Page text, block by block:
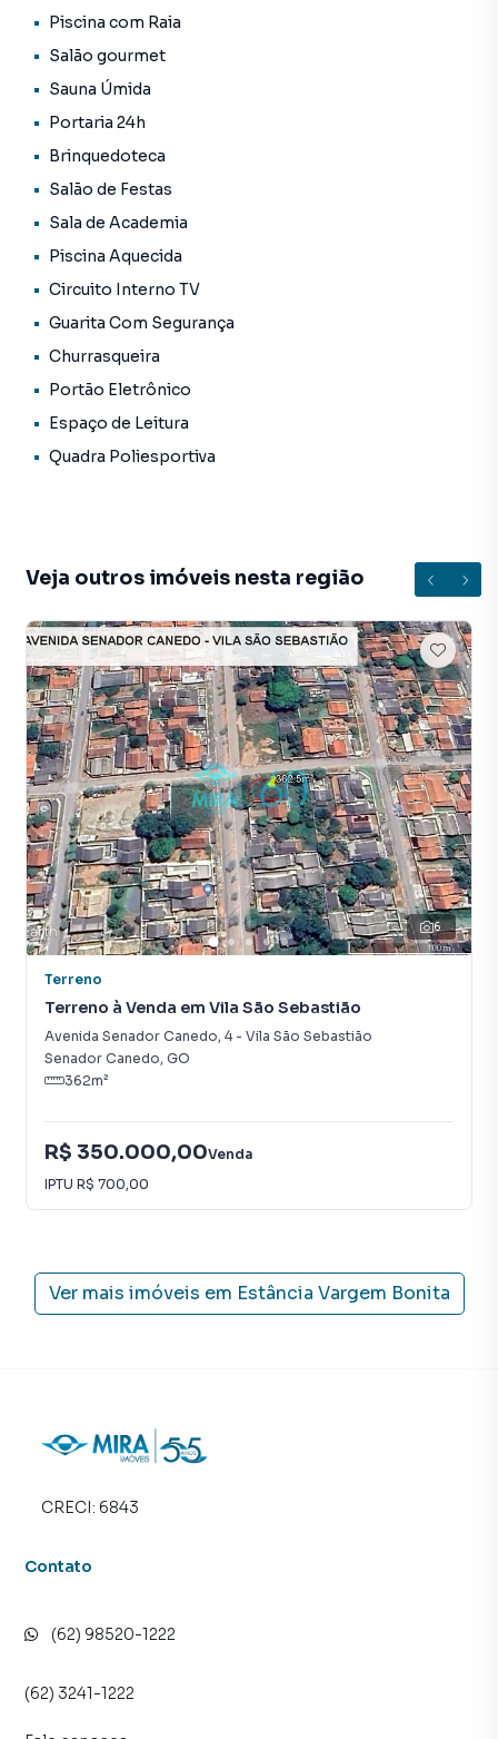
•Brinquedoteca
PRAÇA de CONVIVÊNCIA e CONTEMPLAÇÃO:
•2.000 m² de Verde, Contemplação e Relaxamento
•Paisagismo valorizando a Vegetação Regional
•Lago Ornamental
•Playground em Madeira
PORTARIA E SEGURANÇA
•Fechamento perimetral com muro de 3 metros de altura e
gradis
•Portaria 24 horas com monitoramento e controle de
acesso
•Cerca elétrica monitorada
. Pronto pra Morar
Piscina com Raia
Salão gourmet
Sauna Úmida
Portaria 24h
Brinquedoteca
Salão de Festas
Sala de Academia
Piscina Aquecida
Circuito Interno TV
Guarita Com Segurança
Churrasqueira
Portão Eletrônico
Espaço de Leitura
Quadra Poliesportiva
Veja outros imóveis nesta região
6
Terreno
Terreno à Venda em Vila São Sebastião
Avenida Senador Canedo, 4- Vila São Sebastião
Senador Canedo, GO
362m²
R$ 350.000,00Venda
IPTU R$ 700,00
Ver mais imóveis em Estância Vargem Bonita
CRECI: 6843
Contato
(62) 98520-1222
(62) 3241-1222